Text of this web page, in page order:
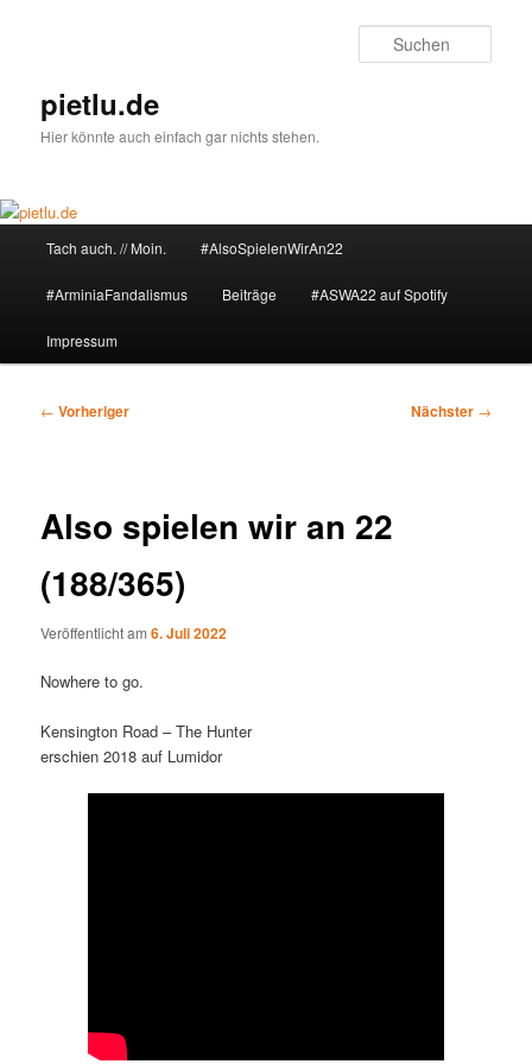
pietlu.de
Hier könnte auch einfach gar nichts stehen.
Tach auch. // Moin. #AlsoSpielenWirAn22
#ArminiaFandalismus Beiträge #ASWA22 auf Spotify
Impressum
Beitragsnavigation
← Vorheriger Nächster →
Also spielen wir an 22
(188/365)
Veröffentlicht am6. Juli 2022
Nowhere to go.
Kensington Road – The Hunter
erschien 2018 auf Lumidor